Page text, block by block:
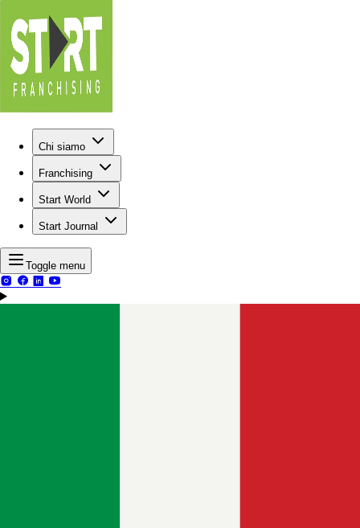
Chi siamo
Franchising
Start World
Start Journal
Toggle menu